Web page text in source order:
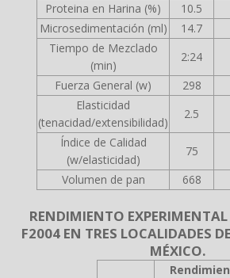
Proteina en Harina (%)
10.5
Microsedimentación (ml)
14.7
Tiempo de Mezclado
(min)
2:24
Fuerza General (w)
298
Elasticidad
(tenacidad/extensibilidad)
2.5
Índice de Calidad
(w/elasticidad)
75
Volumen de pan
668
RENDIMIENTO
F2004 EN TRES LOCALIDADES
MÉXICO.